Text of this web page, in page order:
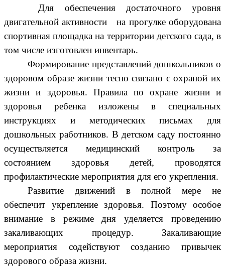
Для обеспечения достаточного уровня
двигательной активности на прогулке оборудована
спортивная площадка на территории детского сада, в
том числе изготовлен инвентарь.
Формирование представлений дошкольников о
здоровом образе жизни тесно связано с охраной их
жизни и здоровья. Правила по охране жизни и
здоровья ребенка изложены в специальных
инструкциях и методических письмах для
дошкольных работников. В детском саду постоянно
осуществляется медицинский контроль за
состоянием здоровья детей, проводятся
профилактические мероприятия для его укрепления.
Развитие движений в полной мере не
обеспечит укрепление здоровья. Поэтому особое
внимание в режиме дня уделяется проведению
закаливающих процедур. Закаливающие
мероприятия содействуют созданию привычек
здорового образа жизни.